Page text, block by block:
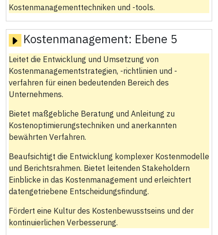
Kostenmanagementtechniken und -tools.
Kostenmanagement: Ebene 5
Leitet die Entwicklung und Umsetzung von
Kostenmanagementstrategien, -richtlinien und -
verfahren für einen bedeutenden Bereich des
Unternehmens.
Bietet maßgebliche Beratung und Anleitung zu
Kostenoptimierungstechniken und anerkannten
bewährten Verfahren.
Beaufsichtigt die Entwicklung komplexer Kostenmodelle
und Berichtsrahmen. Bietet leitenden Stakeholdern
Einblicke in das Kostenmanagement und erleichtert
datengetriebene Entscheidungsfindung.
Fördert eine Kultur des Kostenbewusstseins und der
kontinuierlichen Verbesserung.